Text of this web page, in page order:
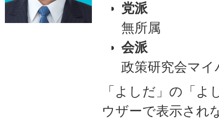
党派
無所属
会派
政策研究会マイ
「よしだ」の「よ
ウザーで表示され